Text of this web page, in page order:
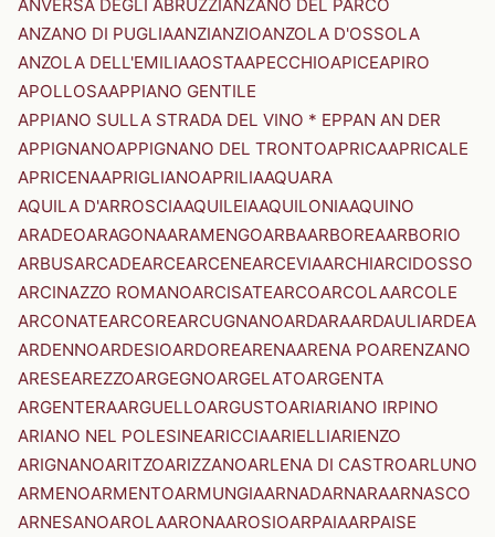
ANVERSA DEGLI ABRUZZIANZANO DEL PARCO
ANZANO DI PUGLIAANZIANZIOANZOLA D'OSSOLA
ANZOLA DELL'EMILIAAOSTAAPECCHIOAPICEAPIRO
APOLLOSAAPPIANO GENTILE
APPIANO SULLA STRADA DEL VINO * EPPAN AN DER
APPIGNANOAPPIGNANO DEL TRONTOAPRICAAPRICALE
APRICENAAPRIGLIANOAPRILIAAQUARA
AQUILA D'ARROSCIAAQUILEIAAQUILONIAAQUINO
ARADEOARAGONAARAMENGOARBAARBOREAARBORIO
ARBUSARCADEARCEARCENEARCEVIAARCHIARCIDOSSO
ARCINAZZO ROMANOARCISATEARCOARCOLAARCOLE
ARCONATEARCOREARCUGNANOARDARAARDAULIARDEA
ARDENNOARDESIOARDOREARENAARENA POARENZANO
ARESEAREZZOARGEGNOARGELATOARGENTA
ARGENTERAARGUELLOARGUSTOARIARIANO IRPINO
ARIANO NEL POLESINEARICCIAARIELLIARIENZO
ARIGNANOARITZOARIZZANOARLENA DI CASTROARLUNO
ARMENOARMENTOARMUNGIAARNADARNARAARNASCO
ARNESANOAROLAARONAAROSIOARPAIAARPAISE